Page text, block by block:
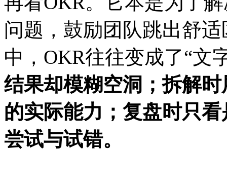
问题，鼓励团队跳出舒
中，OKR往往变成了“文
结果却模糊空洞；拆解
的实际能力；复盘时只
尝试与试错。